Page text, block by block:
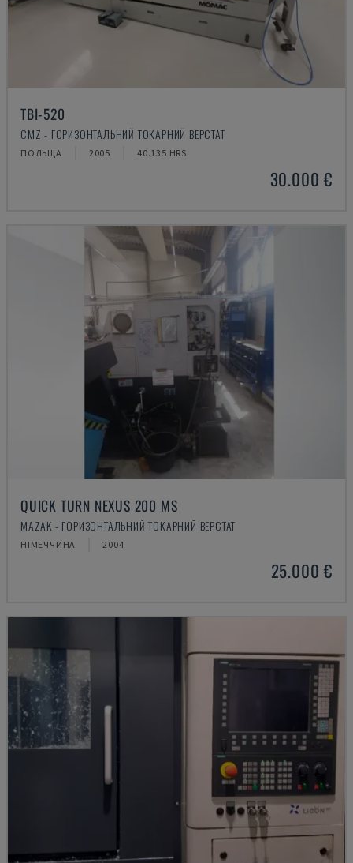
TBI-520
CMZ - ГОРИЗОНТАЛЬНИЙ ТОКАРНИЙ ВЕРСТАТ
ПОЛЬЩА 2005 40.135 HRS
30.000 €
QUICK TURN NEXUS 200 MS
MAZAK - ГОРИЗОНТАЛЬНИЙ ТОКАРНИЙ ВЕРСТАТ
НІМЕЧЧИНА 2004
25.000 €